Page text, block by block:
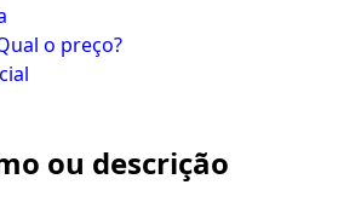
o preço?
ou descrição